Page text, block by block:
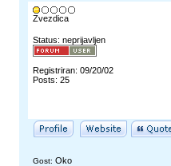
Zvezdica
Status: neprijavljen
Registriran: 09/20/02
Posts: 25
Gost: Oko